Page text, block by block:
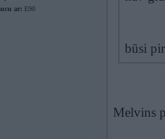
ar: E90
būsi
Melvins